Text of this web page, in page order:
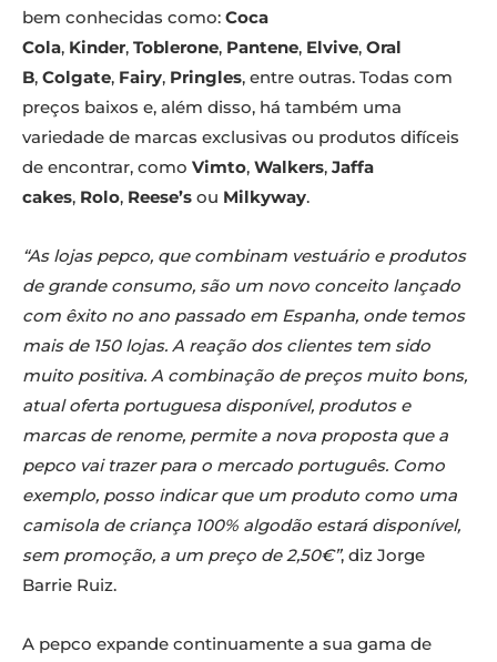
bem conhecidas como: Coca
Cola, Kinder, Toblerone, Pantene, Elvive, Oral
B, Colgate, Fairy, Pringles, entre outras. Todas com
preços baixos e, além disso, há também uma
variedade de marcas exclusivas ou produtos difíceis
de encontrar, como Vimto, Walkers, Jaffa
cakes, Rolo, Reese’s ou Milkyway.
“As lojas pepco, que combinam vestuário e produtos
de grande consumo, são um novo conceito lançado
com êxito no ano passado em Espanha, onde temos
mais de 150 lojas. A reação dos clientes tem sido
muito positiva. A combinação de preços muito bons,
atual oferta portuguesa disponível, produtos e
marcas de renome, permite a nova proposta que a
pepco vai trazer para o mercado português. Como
exemplo, posso indicar que um produto como uma
camisola de criança 100% algodão estará disponível,
sem promoção, a um preço de 2,50€”, diz Jorge
Barrie Ruiz.
A pepco expande continuamente a sua gama de